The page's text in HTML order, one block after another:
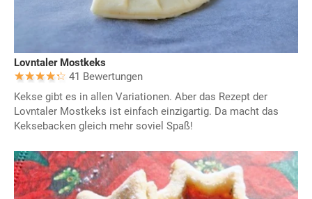
Lovntaler Mostkeks
41 Bewertungen
Kekse gibt es in allen Variationen. Aber das Rezept der
Lovntaler Mostkeks ist einfach einzigartig. Da macht das
Keksebacken gleich mehr soviel Spaß!